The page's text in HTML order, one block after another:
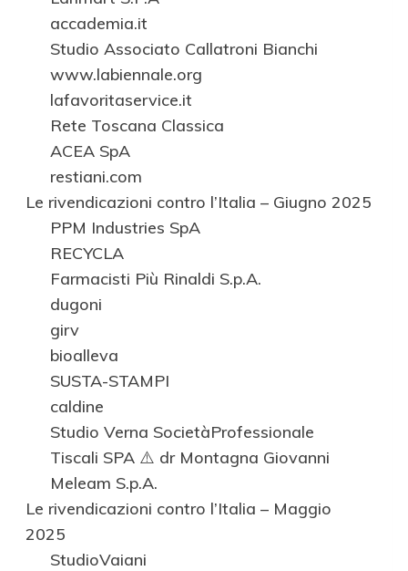
accademia.it
Studio Associato Callatroni Bianchi
www.labiennale.org
lafavoritaservice.it
Rete Toscana Classica
ACEA SpA
restiani.com
Le rivendicazioni contro l’Italia – Giugno 2025
PPM Industries SpA
RECYCLA
Farmacisti Più Rinaldi S.p.A.
dugoni
girv
bioalleva
SUSTA-STAMPI
caldine
Studio Verna SocietàProfessionale
Tiscali SPA ⚠️ dr Montagna Giovanni
Meleam S.p.A.
Le rivendicazioni contro l’Italia – Maggio
2025
StudioVaiani